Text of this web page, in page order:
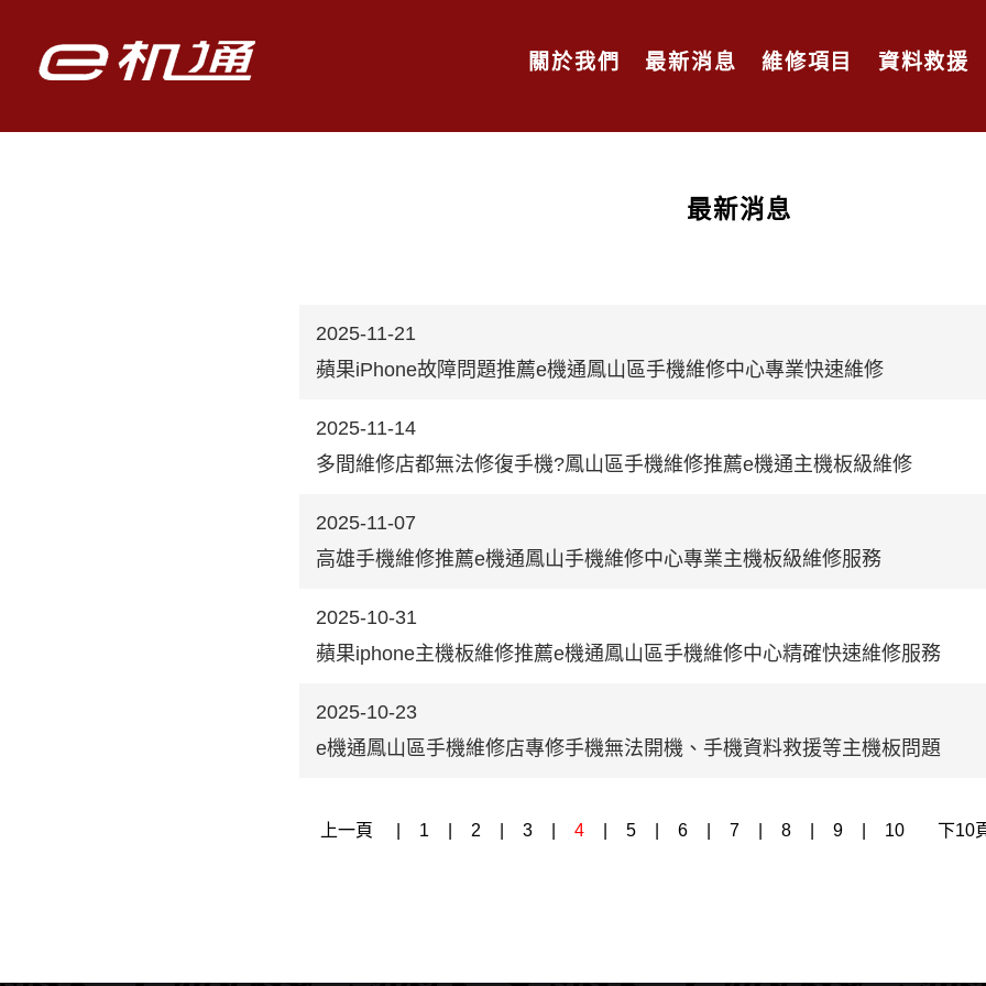
關於我們 最新消息 維修項目 資料救援
最新消息
2025-11-21
蘋果iPhone故障問題推薦e機通鳳山區手機維修中心專業快速維修
2025-11-14
多間維修店都無法修復手機?鳳山區手機維修推薦e機通主機板級維修
2025-11-07
高雄手機維修推薦e機通鳳山手機維修中心專業主機板級維修服務
2025-10-31
蘋果iphone主機板維修推薦e機通鳳山區手機維修中心精確快速維修服務
2025-10-23
e機通鳳山區手機維修店專修手機無法開機、手機資料救援等主機板問題
上一頁 1 2 3 4 5 6 7 8 9 10 下10